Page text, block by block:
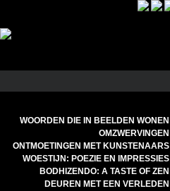
WOORDEN DIE IN BEELDEN WONEN
OMZWERVINGEN
ONTMOETINGEN MET KUNSTENAARS
WOESTIJN: POEZIE EN IMPRESSIES
BODHIZENDO: A TASTE OF ZEN
DEUREN MET EEN VERLEDEN